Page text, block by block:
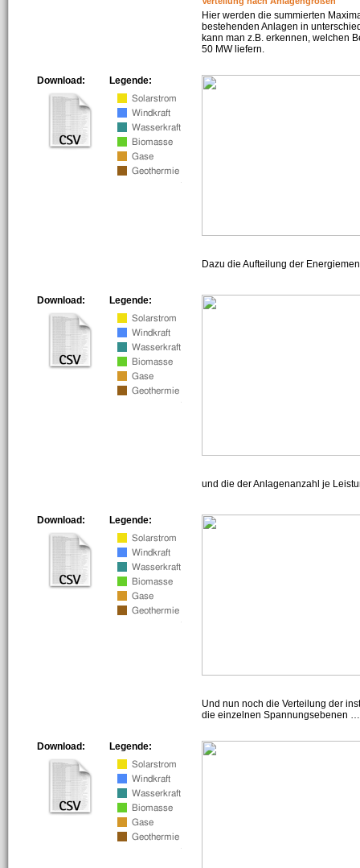
Hier werden die summierten
bestehenden Anlagen in
kann man z.B. erkennen, welchen
50 MW liefern.
Legende:
Download:
Dazu die Aufteilung der
Legende:
Download:
und die der Anlagenanzahl je
Legende:
Download:
Und nun noch die Verteilung der
die einzelnen Spannungsebenen
Legende:
Download: